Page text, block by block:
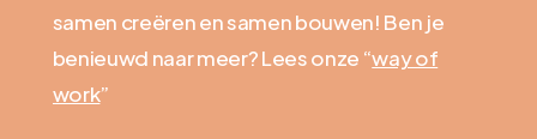
samen creëren en samen bouwen! Ben je
benieuwd naar meer? Lees onze “way of
work”